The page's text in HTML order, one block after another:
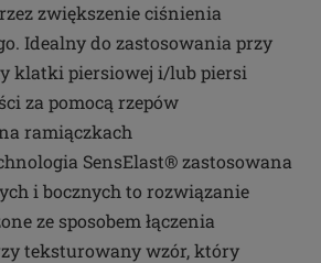
zwiększenie ciśnienia
Idealny do zastosowania przy
klatki piersiowej i/lub piersi
za pomocą rzepów
ramiączkach
SensElast® zastosowana
i bocznych to rozwiązanie
ze sposobem łączenia
teksturowany wzór, który